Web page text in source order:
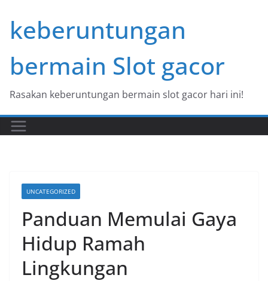
content
keberuntungan
bermain Slot gacor
Rasakan keberuntungan bermain slot gacor hari ini!
UNCATEGORIZED
Panduan Memulai Gaya
Hidup Ramah
Lingkungan